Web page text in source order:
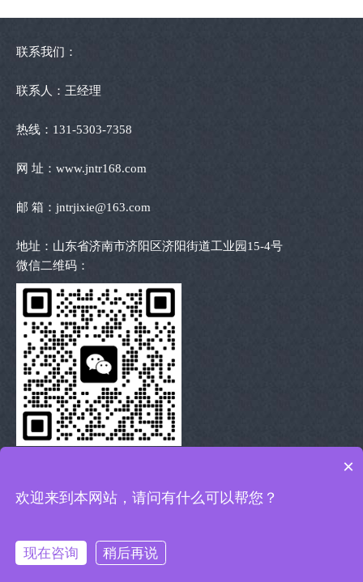
联系我们：
联系人：王经理
热线：131-5303-7358
网 址：www.jntr168.com
邮 箱：jntrjixie@163.com
地址：山东省济南市济阳区济阳街道工业园15-4号
微信二维码：
×
欢迎来到本网站，请问有什么可以帮您？
现在咨询 稍后再说